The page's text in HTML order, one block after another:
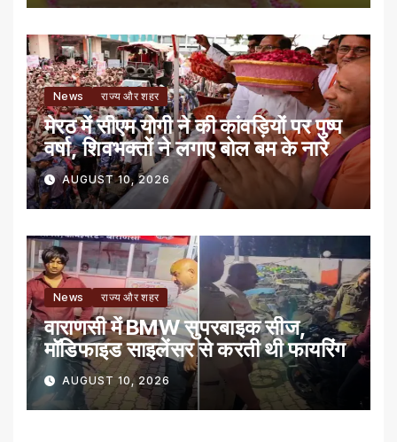
News राज्य और शहर
मेरठ में सीएम योगी ने की कांवड़ियों पर पुष्प
वर्षा, शिवभक्तों ने लगाए बोल बम के नारे
AUGUST 10, 2026
News राज्य और शहर
वाराणसी में BMW सुपरबाइक सीज,
मॉडिफाइड साइलेंसर से करती थी फायरिंग
AUGUST 10, 2026